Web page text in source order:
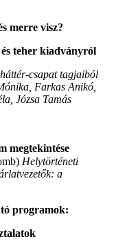
merre visz?
és teher kiadványról
csapat tagjaiból
Farkas Anikó,
Józsa Tamás
megtekintése
Helytörténeti
a
programok: